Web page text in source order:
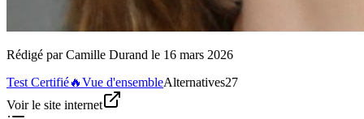
Rédigé par Camille Durand le 16 mars 2026
Test Certifié🔥Vue d'ensembleAlternatives27
Voir le site internet